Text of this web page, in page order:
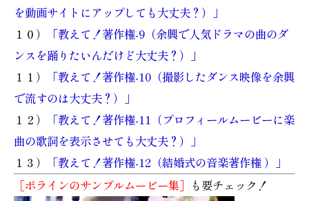
を動画サイトにアップしても大丈夫？）」
１０）
「教えて！著作権-9（余興で人気ドラマの曲のダ
ンスを踊りたいんだけど大丈夫？）」
１１）
「教えて！著作権-10（撮影したダンス映像を余興
で流すのは大丈夫？）」
１２）
「教えて！著作権-11（プロフィールムービーに楽
曲の歌詞を表示させても大丈夫？）」
１３）
「教えて！著作権-12（結婚式の音楽著作権 ）」
［ポラインのサンプルムービー集］ も要チェック！